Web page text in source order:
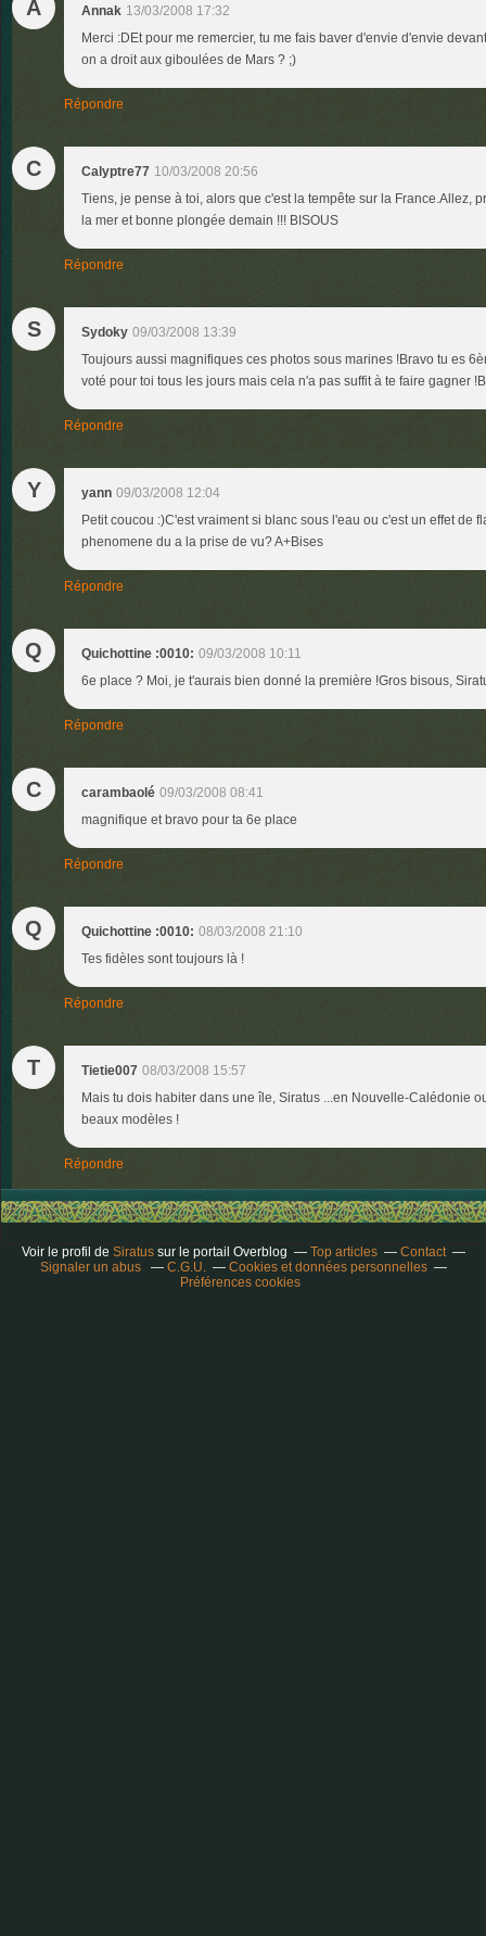
A Annak 13/03/2008 17:32
Merci :DEt pour me remercier, tu me fais baver d'envie d'envie
on a droit aux giboulées de Mars ? ;)
Répondre
C Calyptre77 10/03/2008 20:56
Tiens, je pense à toi, alors que c'est la tempête sur la France.Allez,
la mer et bonne plongée demain !!! BISOUS
Répondre
S Sydoky 09/03/2008 13:39
Toujours aussi magnifiques ces photos sous marines !Bravo tu es
voté pour toi tous les jours mais cela n'a pas suffit à te faire gagner
Répondre
Y yann 09/03/2008 12:04
Petit coucou :)C'est vraiment si blanc sous l'eau ou c'est un effet de
phenomene du a la prise de vu? A+Bises
Répondre
Q Quichottine :0010: 09/03/2008 10:11
6e place ? Moi, je t'aurais bien donné la première !Gros bisous,
Répondre
C carambaolé 09/03/2008 08:41
magnifique et bravo pour ta 6e place
Répondre
Q Quichottine :0010: 08/03/2008 21:10
Tes fidèles sont toujours là !
Répondre
T Tietie007 08/03/2008 15:57
Mais tu dois habiter dans une île, Siratus ...en Nouvelle-Calédonie
beaux modèles !
Répondre
Voir le profil de Siratussur le portail Overblog Top articles
Contact
Signaler un abus
C.G.U.
Cookies et données personnelles
Préférences cookies